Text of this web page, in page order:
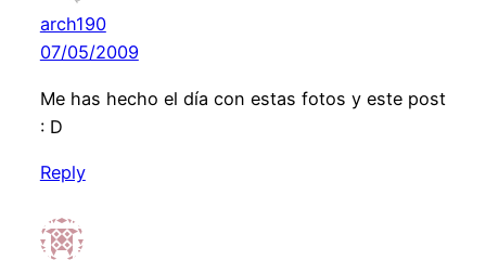
arch190
07/05/2009
Me has hecho el día con estas fotos y este post
: D
Reply